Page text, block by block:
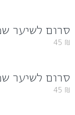
סרום לשיער
45 ₪
סרום לשיער
45 ₪